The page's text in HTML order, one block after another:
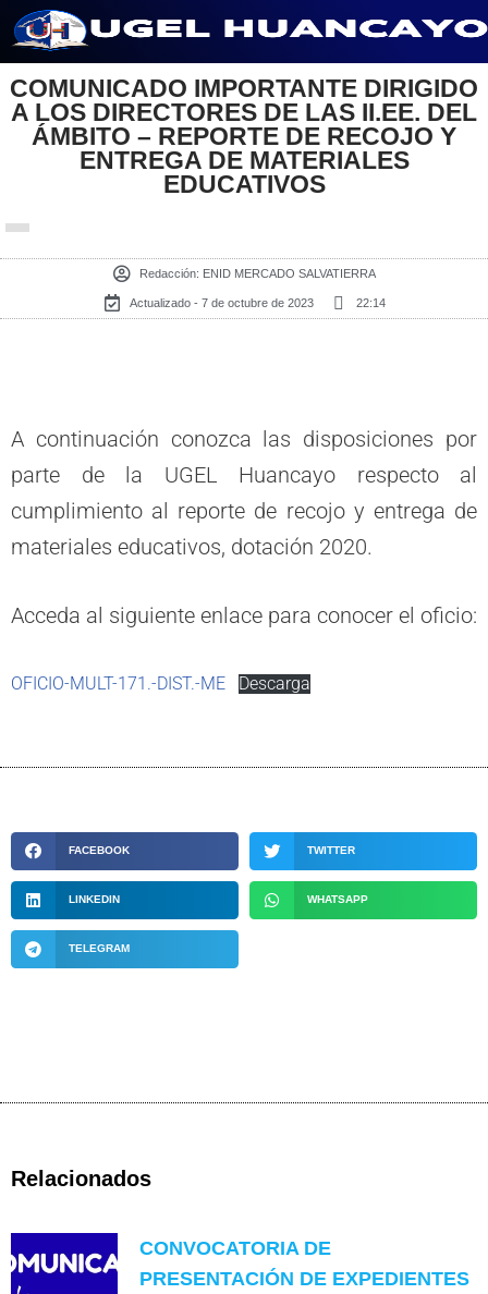
al
contenido
COMUNICADO IMPORTANTE DIRIGIDO
A LOS DIRECTORES DE LAS II.EE. DEL
ÁMBITO – REPORTE DE RECOJO Y
ENTREGA DE MATERIALES
EDUCATIVOS
Redacción: ENID MERCADO SALVATIERRA
Actualizado - 7 de octubre de 2023 22:14
A continuación conozca las disposiciones por
parte de la UGEL Huancayo respecto al
cumplimiento al reporte de recojo y entrega de
materiales educativos, dotación 2020.
Acceda al siguiente enlace para conocer el oficio:
OFICIO-MULT-171.-DIST.-ME Descarga
FACEBOOK TWITTER
LINKEDIN WHATSAPP
TELEGRAM
Relacionados
CONVOCATORIA DE
PRESENTACIÓN DE EXPEDIENTES